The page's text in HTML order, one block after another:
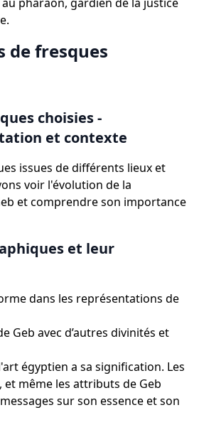
de fresques
choisies -
et contexte
issues de différents lieux et
voir l'évolution de la
et comprendre son importance
et leur
dans les représentations de
Geb avec d’autres divinités et
égyptien a sa signification. Les
même les attributs de Geb
sur son essence et son